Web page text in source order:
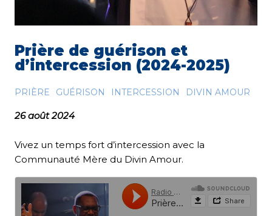
Prière de guérison et
d’intercession (2024-2025)
PRIÈRE GUÉRISON INTERCESSION DIVIN AMOUR
26 août 2024
Vivez un temps fort d’intercession avec la
Communauté Mère du Divin Amour.